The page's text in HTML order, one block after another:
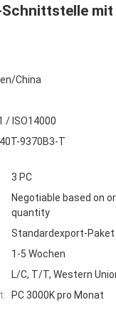
Schnittstelle mit
China
/ ISO14000
9370B3-T
3 PC
Negotiable based on
quantity
Standardexport-Paket
1-5 Wochen
L/C, T/T, Western
PC 3000K pro Monat